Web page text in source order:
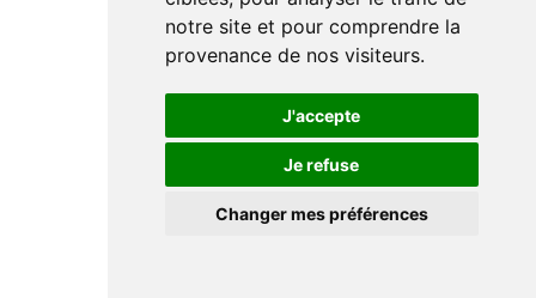
notre site et pour comprendre la
provenance de nos visiteurs.
J'accepte
Je refuse
Changer mes préférences
notre site et pour comprendre la
provenance de nos visiteurs.
J'accepte
Je refuse
Changer mes préférences